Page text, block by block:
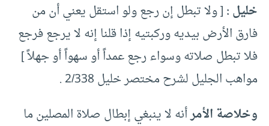
خليل :[ ولا تبطل إن رجع ولو استقل يعني أن من
فارق الأرض بيديه وركبتيه إذا قلنا إنه لا يرجع فرجع
فلا تبطل صلاته وسواء رجع عمداً أو سهواً أو جهلاً ]
مواهب الجليل لشرح مختصر خليل 2/338 .
وخلاصة الأمرأنه لا ينبغي إبطال صلاة المصلين ما